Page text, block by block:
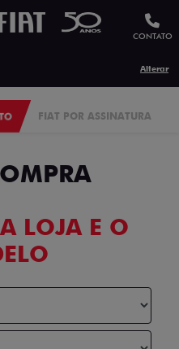
CONTATO
Alterar
FIAT POR ASSINATURA
LOJA E O